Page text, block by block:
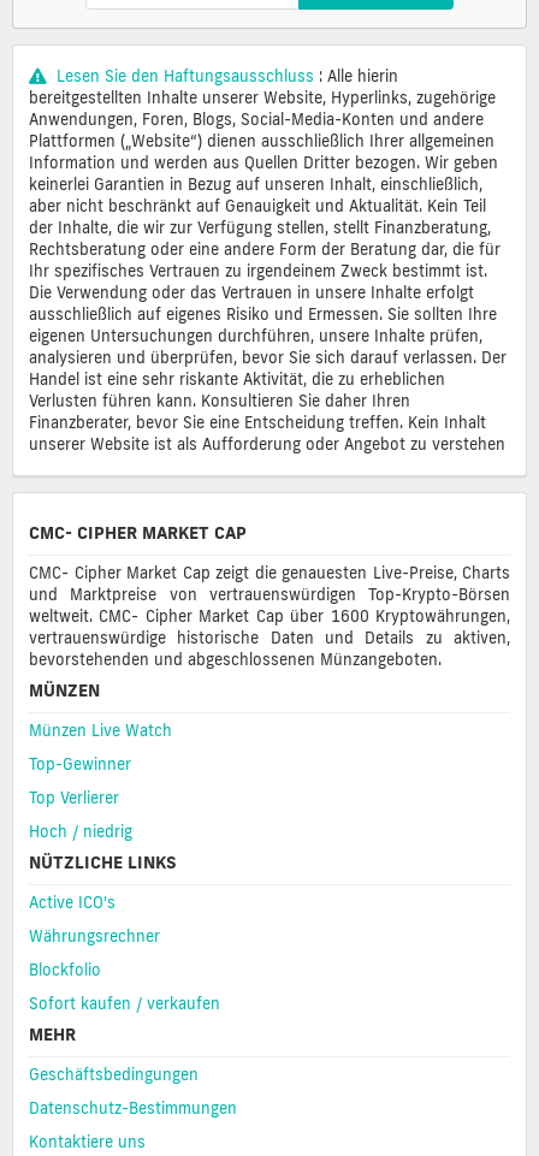
Lesen Sie den Haftungsausschluss : Alle hierin
bereitgestellten Inhalte unserer Website, Hyperlinks, zugehörige
Anwendungen, Foren, Blogs, Social-Media-Konten und andere
Plattformen („Website“) dienen ausschließlich Ihrer allgemeinen
Information und werden aus Quellen Dritter bezogen. Wir geben
keinerlei Garantien in Bezug auf unseren Inhalt, einschließlich,
aber nicht beschränkt auf Genauigkeit und Aktualität. Kein Teil
der Inhalte, die wir zur Verfügung stellen, stellt Finanzberatung,
Rechtsberatung oder eine andere Form der Beratung dar, die für
Ihr spezifisches Vertrauen zu irgendeinem Zweck bestimmt ist.
Die Verwendung oder das Vertrauen in unsere Inhalte erfolgt
ausschließlich auf eigenes Risiko und Ermessen. Sie sollten Ihre
eigenen Untersuchungen durchführen, unsere Inhalte prüfen,
analysieren und überprüfen, bevor Sie sich darauf verlassen. Der
Handel ist eine sehr riskante Aktivität, die zu erheblichen
Verlusten führen kann. Konsultieren Sie daher Ihren
Finanzberater, bevor Sie eine Entscheidung treffen. Kein Inhalt
unserer Website ist als Aufforderung oder Angebot zu verstehen
CMC- CIPHER MARKET CAP
CMC- Cipher Market Cap zeigt die genauesten Live-Preise, Charts
und Marktpreise von vertrauenswürdigen Top-Krypto-Börsen
weltweit. CMC- Cipher Market Cap über 1600 Kryptowährungen,
vertrauenswürdige historische Daten und Details zu aktiven,
bevorstehenden und abgeschlossenen Münzangeboten.
MÜNZEN
Münzen Live Watch
Top-Gewinner
Top Verlierer
Hoch / niedrig
NÜTZLICHE LINKS
Active ICO's
Währungsrechner
Blockfolio
Sofort kaufen / verkaufen
MEHR
Geschäftsbedingungen
Datenschutz-Bestimmungen
Kontaktiere uns